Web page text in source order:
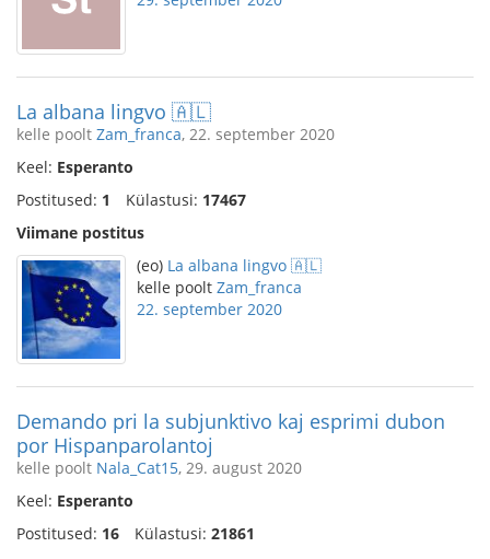
La albana lingvo 🇦🇱
kelle poolt Zam_franca, 22. september 2020
Keel: Esperanto
Postitused: 1 Külastusi: 17467
Viimane postitus
(eo) La albana lingvo 🇦🇱
kelle poolt Zam_franca
22. september 2020
Demando pri la subjunktivo kaj esprimi dubon
por Hispanparolantoj
kelle poolt Nala_Cat15, 29. august 2020
Keel: Esperanto
Postitused: 16 Külastusi: 21861